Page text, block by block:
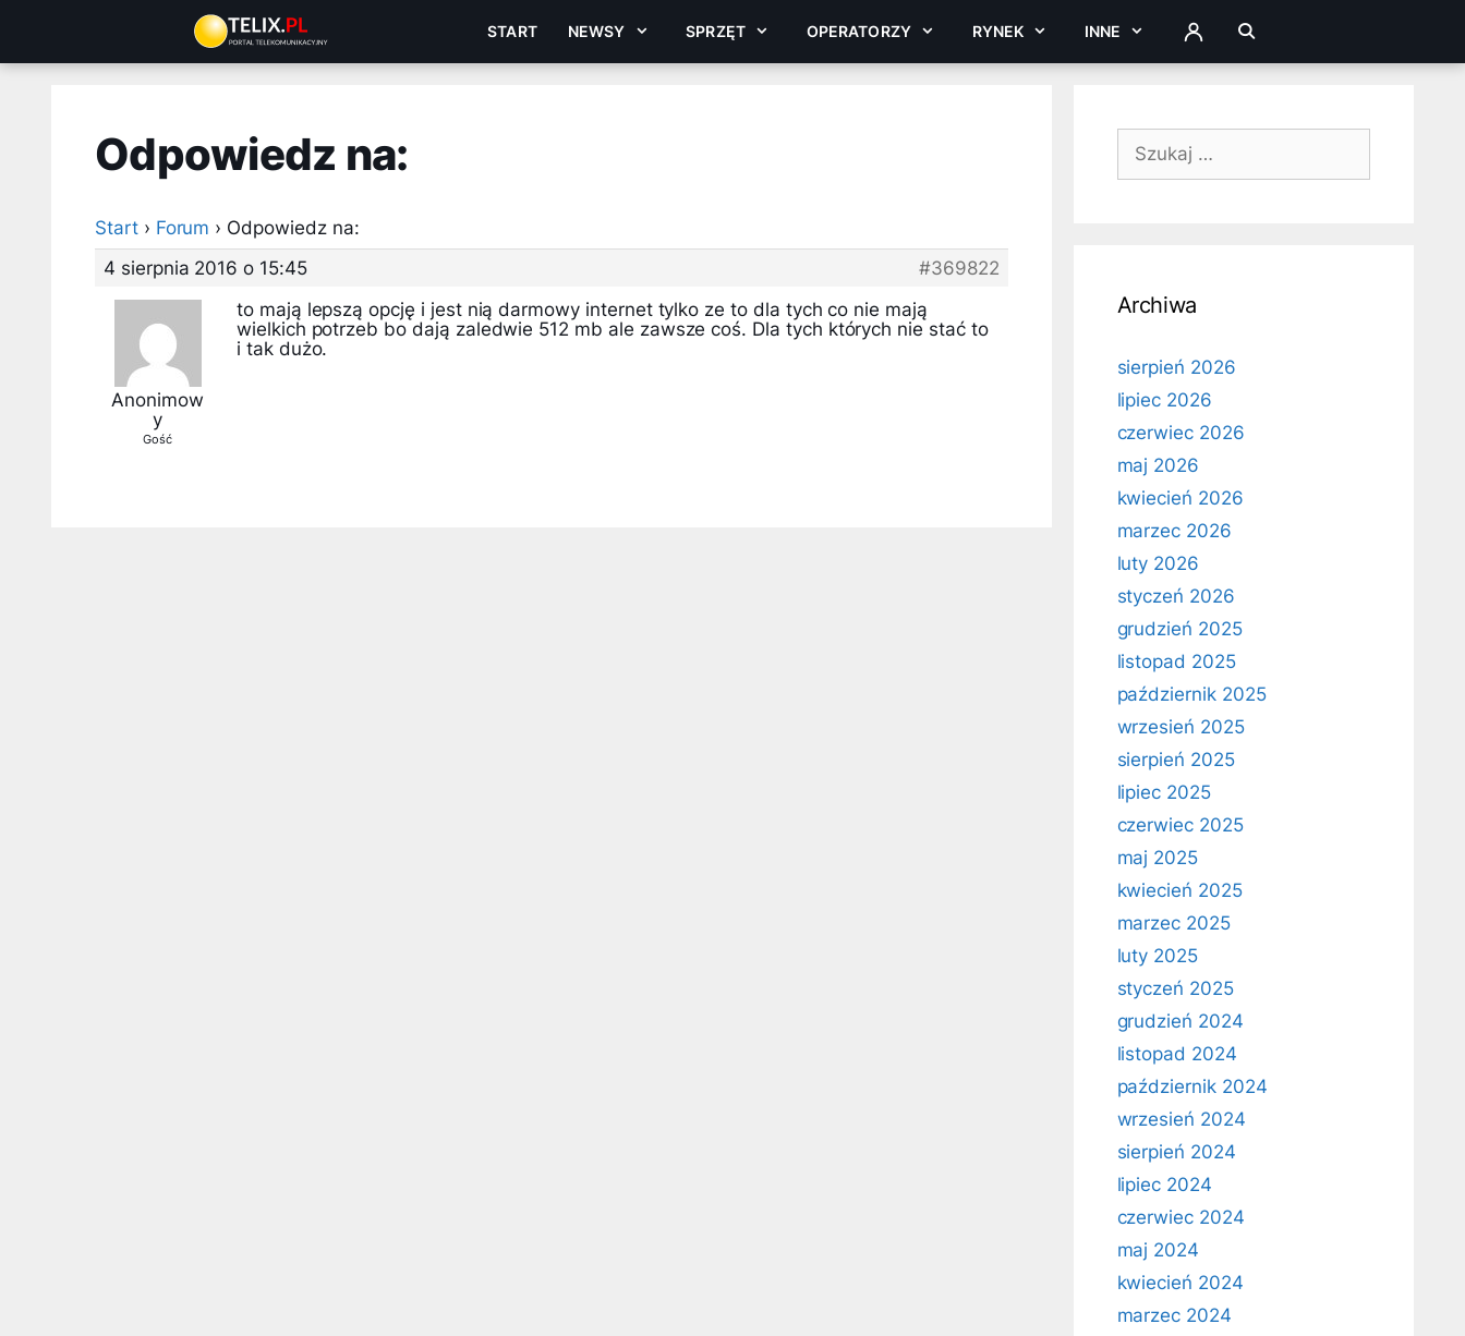
treści
START NEWSY SPRZĘT OPERATORZY RYNEK INNE ZALOGUJ
Odpowiedz na:
Start › Forum › Odpowiedz na:
4 sierpnia 2016 o 15:45
#369822
Anonimow
y
Gość
to mają lepszą opcję i jest nią darmowy internet tylko ze to dla tych co nie mają
wielkich potrzeb bo dają zaledwie 512 mb ale zawsze coś. Dla tych których nie stać to
i tak dużo.
Szukaj:
Archiwa
sierpień 2026
lipiec 2026
czerwiec 2026
maj 2026
kwiecień 2026
marzec 2026
luty 2026
styczeń 2026
grudzień 2025
listopad 2025
październik 2025
wrzesień 2025
sierpień 2025
lipiec 2025
czerwiec 2025
maj 2025
kwiecień 2025
marzec 2025
luty 2025
styczeń 2025
grudzień 2024
listopad 2024
październik 2024
wrzesień 2024
sierpień 2024
lipiec 2024
czerwiec 2024
maj 2024
kwiecień 2024
marzec 2024